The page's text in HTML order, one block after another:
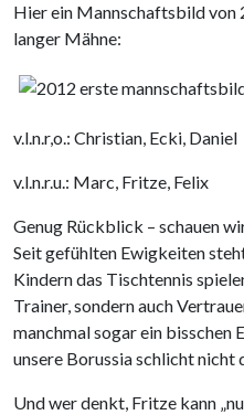
Hier ein Mannschaftsbild von
langer Mähne:
v.l.n.r,o.: Christian, Ecki, Daniel
v.l.n.r.u.: Marc, Fritze, Felix
Genug Rückblick – schauen
Seit gefühlten Ewigkeiten
Kindern das Tischtennis
Trainer, sondern auch
manchmal sogar ein bisschen
unsere Borussia schlicht nicht
Und wer denkt, Fritze kann